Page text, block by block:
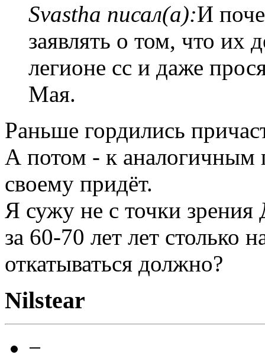
Svastha писал(а):И
заявлять о том, что их
легионе сс и даже
Мая.
Раньше гордились
А потом - к аналогичным
своему придёт.
Я сужу не с точки зрения
за 60-70 лет лет столько
откатываться должно?
Nilstear
−